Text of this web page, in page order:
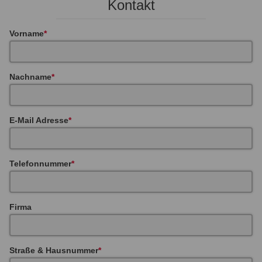
Kontakt
Vorname
Nachname
E-Mail Adresse
Telefonnummer
Firma
Straße & Hausnummer